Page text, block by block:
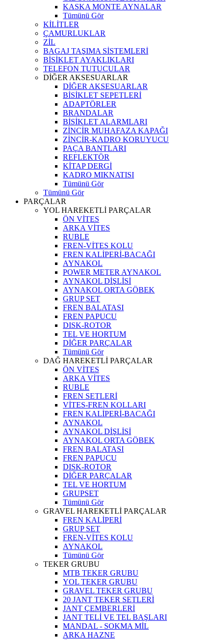
KASKA MONTE AYNALAR
Tümünü Gör
KİLİTLER
ÇAMURLUKLAR
ZİL
BAGAJ TAŞIMA SİSTEMLERİ
BİSİKLET AYAKLIKLARI
TELEFON TUTUCULAR
DİĞER AKSESUARLAR
DİĞER AKSESUARLAR
BİSİKLET SEPETLERİ
ADAPTÖRLER
BRANDALAR
BİSİKLET ALARMLARI
ZİNCİR MUHAFAZA KAPAĞI
ZİNCİR-KADRO KORUYUCU
PAÇA BANTLARI
REFLEKTÖR
KİTAP DERGİ
KADRO MIKNATISI
Tümünü Gör
Tümünü Gör
PARÇALAR
YOL HAREKETLİ PARÇALAR
ÖN VİTES
ARKA VİTES
RUBLE
FREN-VİTES KOLU
FREN KALİPERİ-BACAĞI
AYNAKOL
POWER METER AYNAKOL
AYNAKOL DİŞLİSİ
AYNAKOL ORTA GÖBEK
GRUP SET
FREN BALATASI
FREN PAPUCU
DISK-ROTOR
TEL VE HORTUM
DİĞER PARÇALAR
Tümünü Gör
DAĞ HAREKETLİ PARÇALAR
ÖN VİTES
ARKA VİTES
RUBLE
FREN SETLERİ
VİTES-FREN KOLLARI
FREN KALİPERİ-BACAĞI
AYNAKOL
AYNAKOL DİŞLİSİ
AYNAKOL ORTA GÖBEK
FREN BALATASI
FREN PAPUCU
DISK-ROTOR
DİĞER PARÇALAR
TEL VE HORTUM
GRUPSET
Tümünü Gör
GRAVEL HAREKETLİ PARÇALAR
FREN KALİPERİ
GRUP SET
FREN-VİTES KOLU
AYNAKOL
Tümünü Gör
TEKER GRUBU
MTB TEKER GRUBU
YOL TEKER GRUBU
GRAVEL TEKER GRUBU
20 JANT TEKER SETLERİ
JANT ÇEMBERLERİ
JANT TELİ VE TEL BAŞLARI
MANDAL - SOKMA MİL
ARKA HAZNE